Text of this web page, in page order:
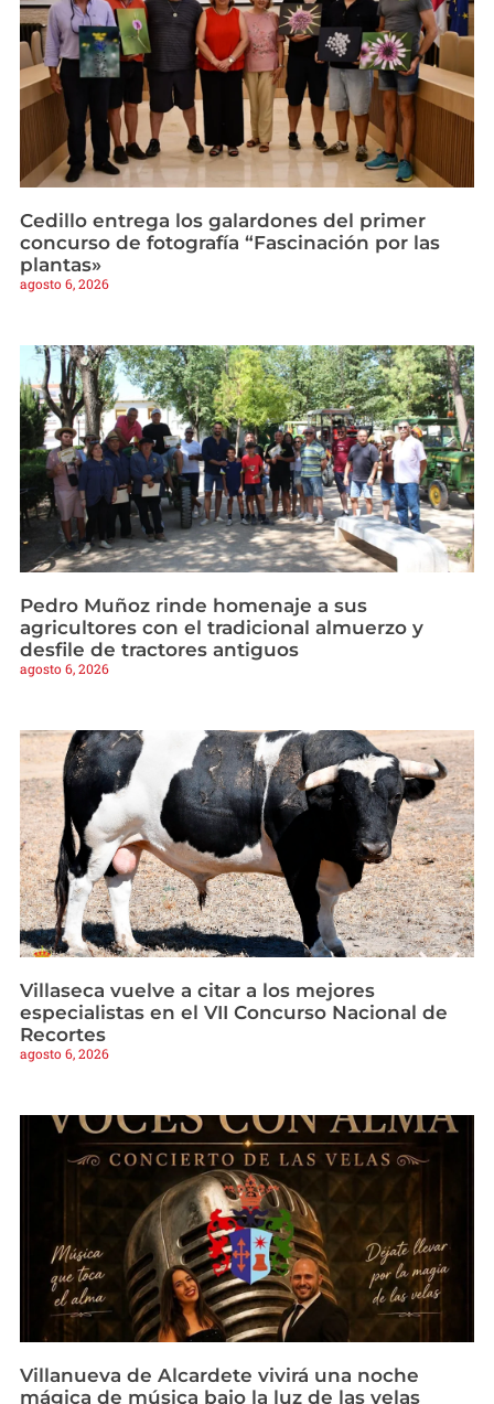
Cedillo entrega los galardones del primer
concurso de fotografía “Fascinación por las
plantas»
agosto 6, 2026
Pedro Muñoz rinde homenaje a sus
agricultores con el tradicional almuerzo y
desfile de tractores antiguos
agosto 6, 2026
Villaseca vuelve a citar a los mejores
especialistas en el VII Concurso Nacional de
Recortes
agosto 6, 2026
Villanueva de Alcardete vivirá una noche
mágica de música bajo la luz de las velas